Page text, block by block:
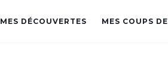
MES DÉCOUVERTES MES COUPS DE